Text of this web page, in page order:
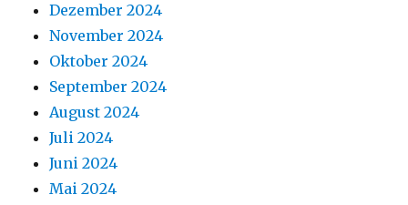
Dezember 2024
November 2024
Oktober 2024
September 2024
August 2024
Juli 2024
Juni 2024
Mai 2024